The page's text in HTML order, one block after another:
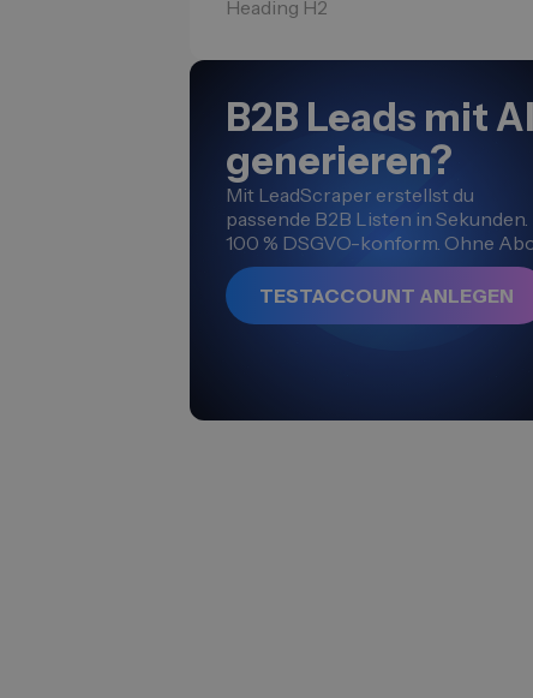
Heading H2
B2B Leads mit AI
generieren?
Mit LeadScraper erstellst du
passende B2B Listen in Sekunden.
100 % DSGVO-konform. Ohne
TESTACCOUNT ANLEGEN